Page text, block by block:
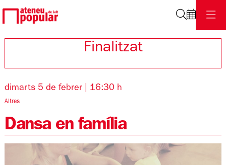
Finalitzat
dimarts 5 de febrer 16:30 h
Altres
Dansa en família